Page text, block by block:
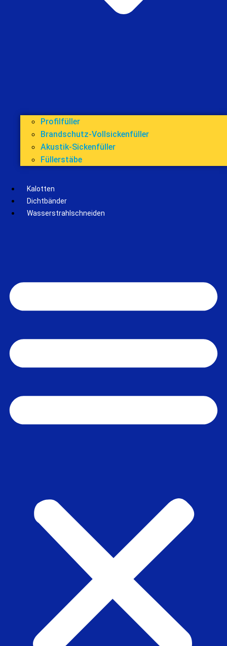
Profilfüller
Brandschutz-Vollsickenfüller
Akustik-Sickenfüller
Füllerstäbe
Kalotten
Dichtbänder
Wasserstrahlschneiden